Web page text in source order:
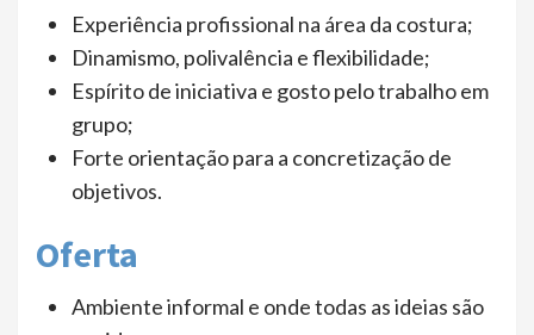
Experiência profissional na área da costura;
Dinamismo, polivalência e flexibilidade;
Espírito de iniciativa e gosto pelo trabalho em
grupo;
Forte orientação para a concretização de
objetivos.
Oferta
Ambiente informal e onde todas as ideias são